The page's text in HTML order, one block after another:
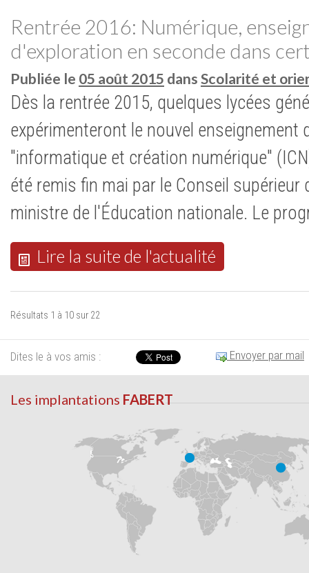
Rentrée 2016: Numérique,
d'exploration en seconde dans
Publiée le 05 août 2015 dansScolarité et
Dès la rentrée 2015, quelques lycées
expérimenteront le nouvel enseignement
"informatique et création numérique"
été remis fin mai par le Conseil supérieur
ministre de l'Éducation nationale. Le
Lire la suite de l'actualité
Résultats 1 à 10 sur 22
Dites le à vos amis : Envoyer par mail
Les implantations FABERT